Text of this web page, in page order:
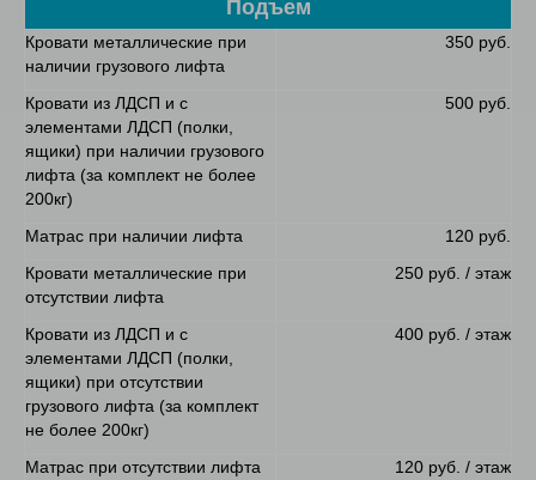
Подъем
Кровати металлические при
наличии грузового лифта
350 руб.
Кровати из ЛДСП и с
элементами ЛДСП (полки,
ящики) при наличии грузового
лифта (за комплект не более
200кг)
500 руб.
Матрас при наличии лифта
120 руб.
Кровати металлические при
отсутствии лифта
250 руб. / этаж
Кровати из ЛДСП и с
элементами ЛДСП (полки,
ящики) при отсутствии
грузового лифта (за комплект
не более 200кг)
400 руб. / этаж
Матрас при отсутствии лифта 120 руб. / этаж